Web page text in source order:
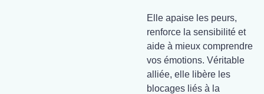
Elle apaise les peurs,
renforce la sensibilité et
aide à mieux comprendre
vos émotions. Véritable
alliée, elle libère les
blocages liés à la